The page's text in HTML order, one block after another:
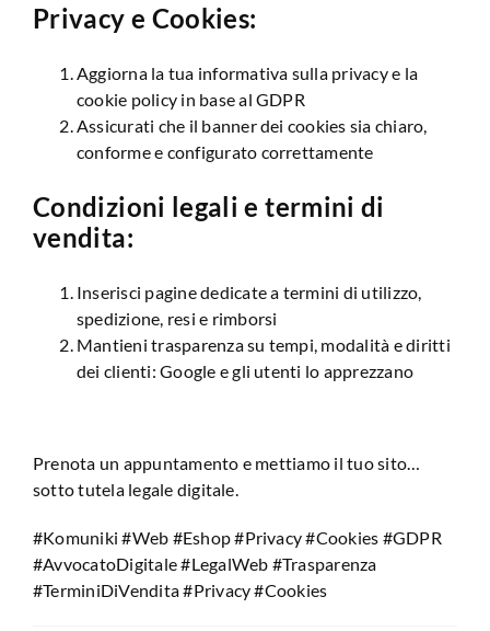
Privacy e Cookies:
Aggiorna la tua informativa sulla privacy e la
cookie policy in base al GDPR
Assicurati che il banner dei cookies sia chiaro,
conforme e configurato correttamente
Condizioni legali e termini di
vendita:
Inserisci pagine dedicate a termini di utilizzo,
spedizione, resi e rimborsi
Mantieni trasparenza su tempi, modalità e diritti
dei clienti: Google e gli utenti lo apprezzano
Prenota un appuntamento e mettiamo il tuo sito…
sotto tutela legale digitale.
#Komuniki #Web #Eshop #Privacy #Cookies #GDPR
#AvvocatoDigitale #LegalWeb #Trasparenza
#TerminiDiVendita #Privacy #Cookies